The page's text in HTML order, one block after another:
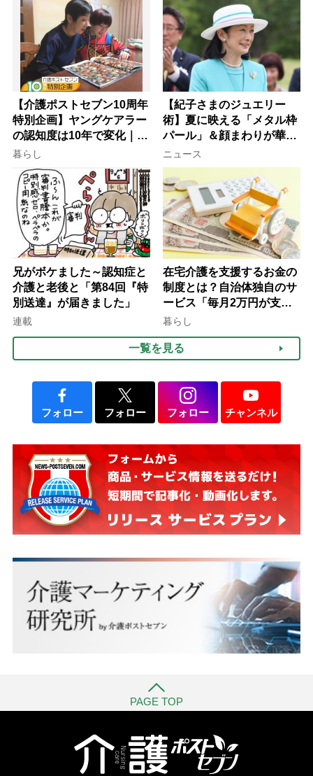
【介護ポストセブン10周年
特別企画】ヤングケアラー
の認知度は10年で変化｜流
行語大賞にノミネート、法
律にも明記されたが果たし
て現在は？
暮らし
【紀子さまのジュエリー
術】夏に映える「メタル枠
パール」＆顔まわりが華や
ぐ「揺れる一粒」の使い分
け方
ニュース
兄がボケました～認知症と
介護と老後と「第84回『特
別送達』が届きました」
連載
在宅介護を支援するお金の
制度とは？自治体独自のサ
ービス「毎月2万円が支給
される」ケースも【FP解
暮らし
一覧を見る
フォロー フォロー フォロー チャンネル
PAGE TOP